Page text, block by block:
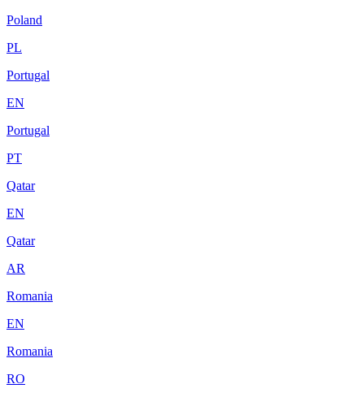
Poland
PL
Portugal
EN
Portugal
PT
Qatar
EN
Qatar
AR
Romania
EN
Romania
RO